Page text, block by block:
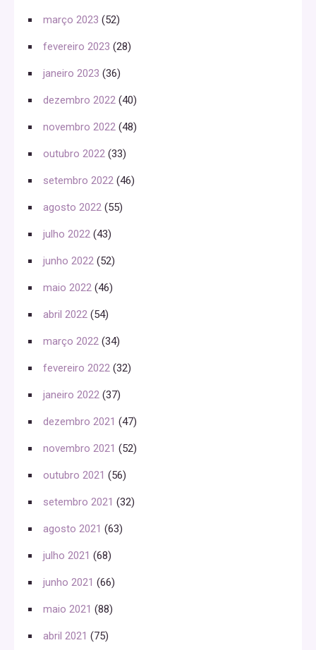
março 2023 (52)
fevereiro 2023 (28)
janeiro 2023 (36)
dezembro 2022 (40)
novembro 2022 (48)
outubro 2022 (33)
setembro 2022 (46)
agosto 2022 (55)
julho 2022 (43)
junho 2022 (52)
maio 2022 (46)
abril 2022 (54)
março 2022 (34)
fevereiro 2022 (32)
janeiro 2022 (37)
dezembro 2021 (47)
novembro 2021 (52)
outubro 2021 (56)
setembro 2021 (32)
agosto 2021 (63)
julho 2021 (68)
junho 2021 (66)
maio 2021 (88)
abril 2021 (75)